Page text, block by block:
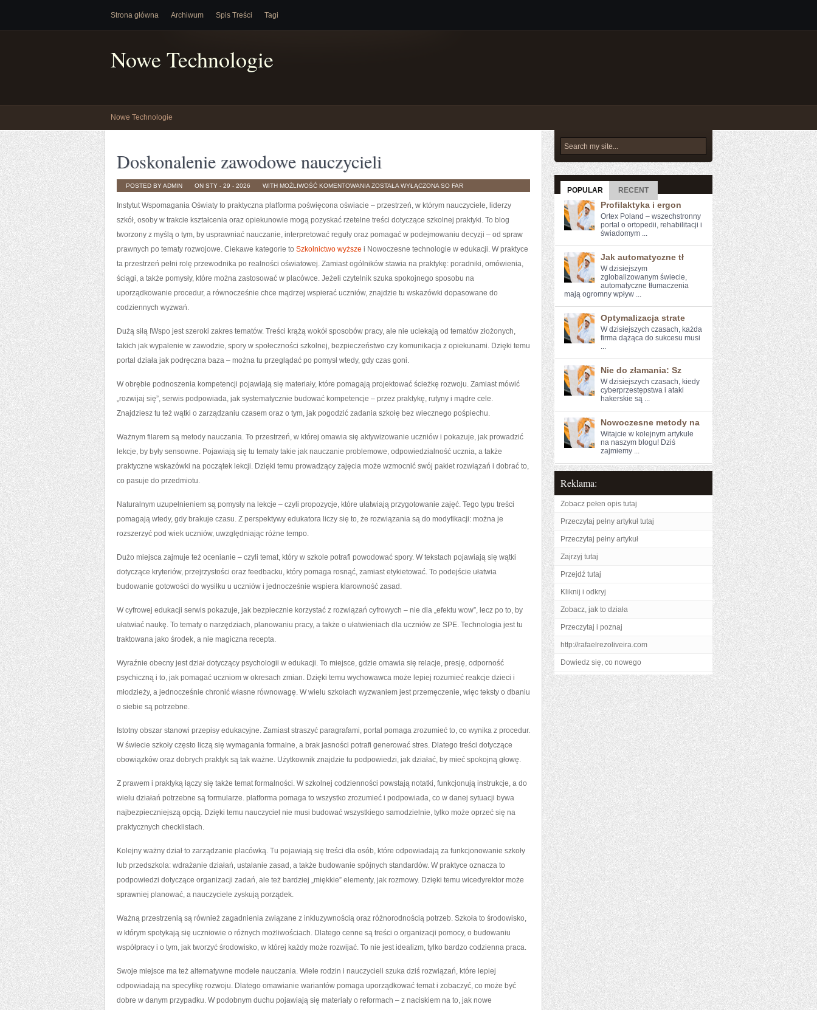
Strona główna Archiwum Spis Treści Tagi
Nowe Technologie
Nowe Technologie
Doskonalenie zawodowe nauczycieli
POSTED BY ADMIN ON STY - 29 - 2026 WITH MOŻLIWOŚĆ KOMENTOWANIA DOSKONALENIE
ZAWODOWE
ZOSTAŁA WYŁĄCZONA SO FAR
Instytut Wspomagania Oświaty to praktyczna platforma poświęcona oświacie – przestrzeń, w którym nauczyciele, liderzy
szkół, osoby w trakcie kształcenia oraz opiekunowie mogą pozyskać rzetelne treści dotyczące szkolnej praktyki. To blog
tworzony z myślą o tym, by usprawniać nauczanie, interpretować reguły oraz pomagać w podejmowaniu decyzji – od spraw
prawnych po tematy rozwojowe. Ciekawe kategorie to Szkolnictwo wyższe i Nowoczesne technologie w edukacji. W praktyce
ta przestrzeń pełni rolę przewodnika po realności oświatowej. Zamiast ogólników stawia na praktykę: poradniki, omówienia,
ściągi, a także pomysły, które można zastosować w placówce. Jeżeli czytelnik szuka spokojnego sposobu na
uporządkowanie procedur, a równocześnie chce mądrzej wspierać uczniów, znajdzie tu wskazówki dopasowane do
codziennych wyzwań.
Dużą siłą IWspo jest szeroki zakres tematów. Treści krążą wokół sposobów pracy, ale nie uciekają od tematów złożonych,
takich jak wypalenie w zawodzie, spory w społeczności szkolnej, bezpieczeństwo czy komunikacja z opiekunami. Dzięki temu
portal działa jak podręczna baza – można tu przeglądać po pomysł wtedy, gdy czas goni.
W obrębie podnoszenia kompetencji pojawiają się materiały, które pomagają projektować ścieżkę rozwoju. Zamiast mówić
„rozwijaj się”, serwis podpowiada, jak systematycznie budować kompetencje – przez praktykę, rutyny i mądre cele.
Znajdziesz tu też wątki o zarządzaniu czasem oraz o tym, jak pogodzić zadania szkołę bez wiecznego pośpiechu.
Ważnym filarem są metody nauczania. To przestrzeń, w której omawia się aktywizowanie uczniów i pokazuje, jak prowadzić
lekcje, by były sensowne. Pojawiają się tu tematy takie jak nauczanie problemowe, odpowiedzialność ucznia, a także
praktyczne wskazówki na początek lekcji. Dzięki temu prowadzący zajęcia może wzmocnić swój pakiet rozwiązań i dobrać to,
co pasuje do przedmiotu.
Naturalnym uzupełnieniem są pomysły na lekcje – czyli propozycje, które ułatwiają przygotowanie zajęć. Tego typu treści
pomagają wtedy, gdy brakuje czasu. Z perspektywy edukatora liczy się to, że rozwiązania są do modyfikacji: można je
rozszerzyć pod wiek uczniów, uwzględniając różne tempo.
Dużo miejsca zajmuje też ocenianie – czyli temat, który w szkole potrafi powodować spory. W tekstach pojawiają się wątki
dotyczące kryteriów, przejrzystości oraz feedbacku, który pomaga rosnąć, zamiast etykietować. To podejście ułatwia
budowanie gotowości do wysiłku u uczniów i jednocześnie wspiera klarowność zasad.
W cyfrowej edukacji serwis pokazuje, jak bezpiecznie korzystać z rozwiązań cyfrowych – nie dla „efektu wow”, lecz po to, by
ułatwiać naukę. To tematy o narzędziach, planowaniu pracy, a także o ułatwieniach dla uczniów ze SPE. Technologia jest tu
traktowana jako środek, a nie magiczna recepta.
Wyraźnie obecny jest dział dotyczący psychologii w edukacji. To miejsce, gdzie omawia się relacje, presję, odporność
psychiczną i to, jak pomagać uczniom w okresach zmian. Dzięki temu wychowawca może lepiej rozumieć reakcje dzieci i
młodzieży, a jednocześnie chronić własne równowagę. W wielu szkołach wyzwaniem jest przemęczenie, więc teksty o dbaniu
o siebie są potrzebne.
Istotny obszar stanowi przepisy edukacyjne. Zamiast straszyć paragrafami, portal pomaga zrozumieć to, co wynika z procedur.
W świecie szkoły często liczą się wymagania formalne, a brak jasności potrafi generować stres. Dlatego treści dotyczące
obowiązków oraz dobrych praktyk są tak ważne. Użytkownik znajdzie tu podpowiedzi, jak działać, by mieć spokojną głowę.
Z prawem i praktyką łączy się także temat formalności. W szkolnej codzienności powstają notatki, funkcjonują instrukcje, a do
wielu działań potrzebne są formularze. platforma pomaga to wszystko zrozumieć i podpowiada, co w danej sytuacji bywa
najbezpieczniejszą opcją. Dzięki temu nauczyciel nie musi budować wszystkiego samodzielnie, tylko może oprzeć się na
praktycznych checklistach.
Kolejny ważny dział to zarządzanie placówką. Tu pojawiają się treści dla osób, które odpowiadają za funkcjonowanie szkoły
lub przedszkola: wdrażanie działań, ustalanie zasad, a także budowanie spójnych standardów. W praktyce oznacza to
podpowiedzi dotyczące organizacji zadań, ale też bardziej „miękkie” elementy, jak rozmowy. Dzięki temu wicedyrektor może
sprawniej planować, a nauczyciele zyskują porządek.
Ważną przestrzenią są również zagadnienia związane z inkluzywnością oraz różnorodnością potrzeb. Szkoła to środowisko,
w którym spotykają się uczniowie o różnych możliwościach. Dlatego cenne są treści o organizacji pomocy, o budowaniu
współpracy i o tym, jak tworzyć środowisko, w której każdy może rozwijać. To nie jest idealizm, tylko bardzo codzienna praca.
Swoje miejsce ma też alternatywne modele nauczania. Wiele rodzin i nauczycieli szuka dziś rozwiązań, które lepiej
odpowiadają na specyfikę rozwoju. Dlatego omawianie wariantów pomaga uporządkować temat i zobaczyć, co może być
dobre w danym przypadku. W podobnym duchu pojawiają się materiały o reformach – z naciskiem na to, jak nowe
POPULAR RECENT
Profilaktyka i ergon
Ortex Poland – wszechstronny
portal o ortopedii, rehabilitacji i
świadomym ...
Jak automatyczne tł
W‌ dzisiejszym
zglobalizowanym​ świecie,
⁣automatyczne ⁣tłumaczenia
mają ogromny wpływ ...
Optymalizacja strate
W dzisiejszych czasach, każda
firma dążąca do sukcesu musi
...
Nie do złamania: Sz
W ‍dzisiejszych czasach, kiedy
cyberprzestępstwa i ‌ataki
hakerskie są ...
Nowoczesne metody na
Witajcie w kolejnym artykule⁤
na naszym blogu! Dziś
zajmiemy ...
Reklama:
Zobacz pełen opis tutaj
Przeczytaj pełny artykuł tutaj
Przeczytaj pełny artykuł
Zajrzyj tutaj
Przejdź tutaj
Kliknij i odkryj
Zobacz, jak to działa
Przeczytaj i poznaj
http://rafaelrezoliveira.com
Dowiedz się, co nowego